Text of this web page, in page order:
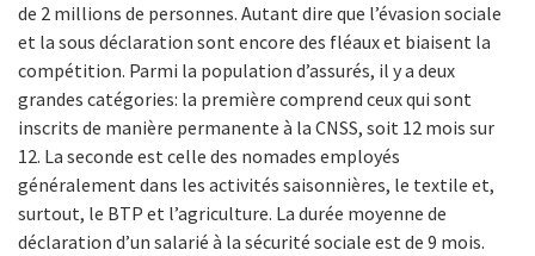
de 2 millions de personnes. Autant dire que l’évasion sociale
et la sous déclaration sont encore des fléaux et biaisent la
compétition. Parmi la population d’assurés, il y a deux
grandes catégories: la première comprend ceux qui sont
inscrits de manière permanente à la CNSS, soit 12 mois sur
12. La seconde est celle des nomades employés
généralement dans les activités saisonnières, le textile et,
surtout, le BTP et l’agriculture. La durée moyenne de
déclaration d’un salarié à la sécurité sociale est de 9 mois.